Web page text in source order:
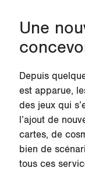
Une
Depuis
est apparue,
des jeux qui
l’ajout de
cartes, de
bien de
tous ces